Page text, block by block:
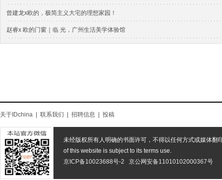
曾建龙x欧的，极简主义大宅的理想家园！
赵睿x 欧的门窗｜临 光，广州生活美学体验馆
关于IDchina 联系我们 招聘信息 投稿
未经版权所有人明确的书面许可，不得以任何方式或媒体翻
of this website is subject to its terms use.
京ICP备10023688号-2
京公网安备11010102000367号